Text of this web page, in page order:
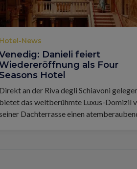
News
Danieli feiert
als Four
Hotel
an der Riva degli Schiavoni
das weltberühmte Luxus-Domizil
Dachterrasse einen